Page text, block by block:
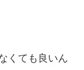
くても良いん